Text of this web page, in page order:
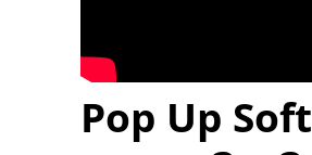
Pop Up Soft